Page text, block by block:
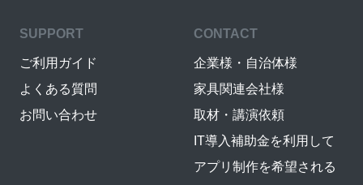
SUPPORT
ご利用ガイド
よくある質問
お問い合わせ
CONTACT
企業様・自治体様
家具関連会社様
取材・講演依頼
IT導入補助金を利用して
アプリ制作を希望される